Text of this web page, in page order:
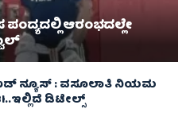
ಪಂದ್ಯದಲ್ಲಿ ಆರಂಭದಲ್ಲೇ
ನ್ಯೂಸ್ : ವಸೂಲಾತಿ ನಿಯಮ
ಡಿಟೇಲ್ಸ್